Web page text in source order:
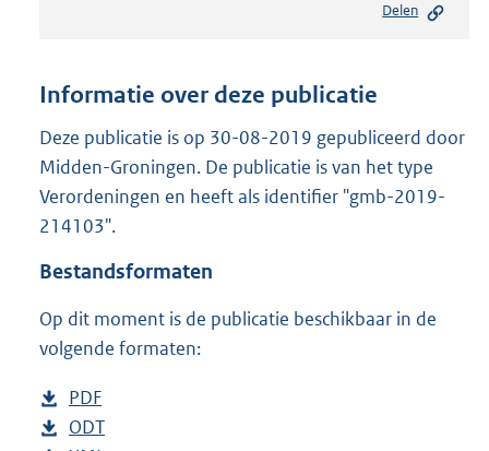
n
s
g
r
o
:
Delen
Informatie over deze publicatie
Deze publicatie is op 30-08-2019 gepubliceerd door
Midden-Groningen. De publicatie is van het type
Verordeningen en heeft als identifier "gmb-2019-
214103".
Bestandsformaten
Op dit moment is de publicatie beschikbaar in de
volgende formaten:
D
o
PDF
e
D
ODT